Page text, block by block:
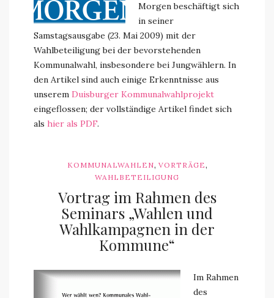
Morgen beschäftigt sich
in seiner
Samstagsausgabe (23. Mai 2009) mit der
Wahlbeteiligung bei der bevorstehenden
Kommunalwahl, insbesondere bei Jungwählern. In
den Artikel sind auch einige Erkenntnisse aus
unserem Duisburger Kommunalwahlprojekt
eingeflossen; der vollständige Artikel findet sich
als hier als PDF.
KOMMUNALWAHLEN, VORTRÄGE,
WAHLBETEILIGUNG
Vortrag im Rahmen des
Seminars „Wahlen und
Wahlkampagnen in der
Kommune“
Im Rahmen
des